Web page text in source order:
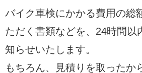
バイク車検にかかる費用の総
ただく書類などを、24時間以
知らせいたします。
もちろん、見積りを取ったか